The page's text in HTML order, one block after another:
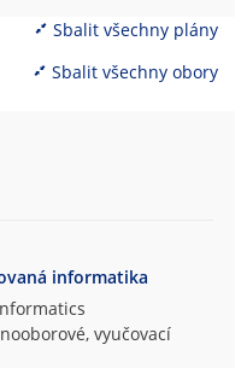
Sbalit všechny plány
Sbalit všechny obory
informatika
vyučovací